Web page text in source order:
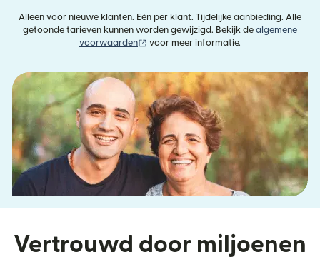
Alleen voor nieuwe klanten. Eén per klant. Tijdelijke aanbieding. Alle
getoonde tarieven kunnen worden gewijzigd. Bekijk de algemene
voorwaarden
(wordt geopend in een nieuw venster)
voor meer informatie.
Vertrouwd door miljoenen